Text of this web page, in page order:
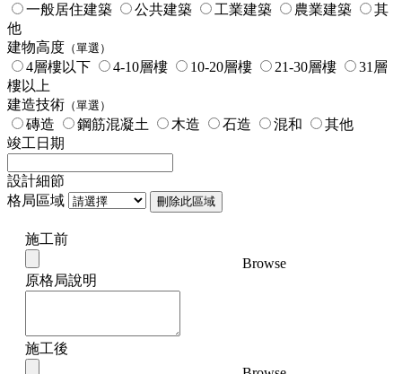
一般居住建築 公共建築 工業建築 農業建築
其
他
建物高度 （單選）
4層樓以下 4-10層樓 10-20層樓 21-30層樓
31層
樓以上
建造技術 （單選）
磚造 鋼筋混凝土 木造 石造 混和
其他
竣工日期
設計細節
格局區域
刪除此區域
施工前
Browse
原格局說明
施工後